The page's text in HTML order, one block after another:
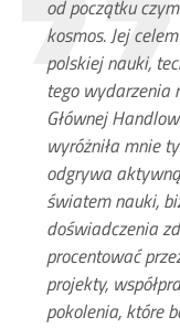
od początku
kosmos. Jej
polskiej nauki,
tego wydarzenia
Głównej
wyróżniła mnie
odgrywa
światem nauki,
doświadczenia
procentować
projekty,
pokolenia, które